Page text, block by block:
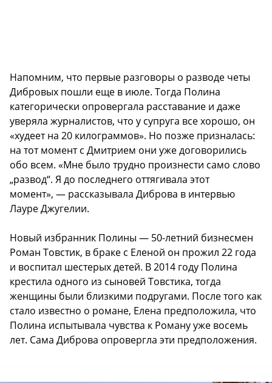
Напомним, что первые разговоры о разводе четы
Дибровых пошли еще в июле. Тогда Полина
категорически опровергала расставание и даже
уверяла журналистов, что у супруга все хорошо, он
«худеет на 20 килограммов». Но позже призналась:
на тот момент с Дмитрием они уже договорились
обо всем. «Мне было трудно произнести само слово
„развод“. Я до последнего оттягивала этот
момент», — рассказывала Диброва в интервью
Лауре Джугелии.
Новый избранник Полины — 50-летний бизнесмен
Роман Товстик, в браке с Еленой он прожил 22 года
и воспитал шестерых детей. В 2014 году Полина
крестила одного из сыновей Товстика, тогда
женщины были близкими подругами. После того как
стало известно о романе, Елена предположила, что
Полина испытывала чувства к Роману уже восемь
лет. Сама Диброва опровергла эти предположения.